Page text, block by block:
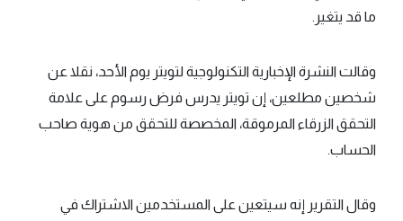
ما قد يتغير.
وقالت النشرة الإخبارية التكنولوجية لتويتر يوم الأحد، نقلا عن
شخصين مطلعين، إن تويتر يدرس فرض رسوم على علامة
التحقق الزرقاء المرموقة، المخصصة للتحقق من هوية صاحب
الحساب.
وقال التقرير إنه سيتعين على المستخدمين الاشتراك في